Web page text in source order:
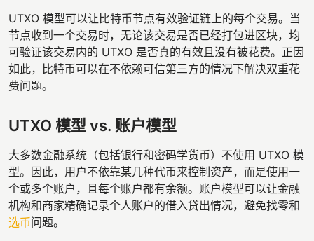
UTXO 模型可以让比特币节点有效验证链上的每个交易。当
节点收到一个交易时，无论该交易是否已经打包进区块，均
可验证该交易内的 UTXO 是否真的有效且没有被花费。正因
如此，比特币可以在不依赖可信第三方的情况下解决双重花
费问题。
UTXO 模型 vs. 账户模型
大多数金融系统（包括银行和密码学货币）不使用 UTXO 模
型。因此，用户不依靠某几种代币来控制资产，而是使用一
个或多个账户，且每个账户都有余额。账户模型可以让金融
机构和商家精确记录个人账户的借入贷出情况，避免找零和
选币问题。